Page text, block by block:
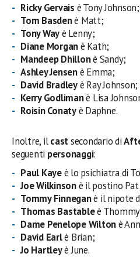
Ricky Gervais è Tony Johnson;
Tom Basdenè Matt;
Tony Wayè Lenny;
Diane Morganè Kath;
Mandeep Dhillonè Sandy;
Ashley Jensenè Emma;
David Bradleyè Ray Johnson;
Kerry Godlimanè Lisa
Roisin Conatyè Daphne.
Inoltre, ilcastsecondario di
seguenti personaggi:
Paul Kayeè lo psichiatra di
Joe Wilkinsonè il postino
Tommy Finneganè il nipote
Thomas Bastableè
Dame Penelope Wiltonè
David Earlè Brian;
Jo Hartleyè June.